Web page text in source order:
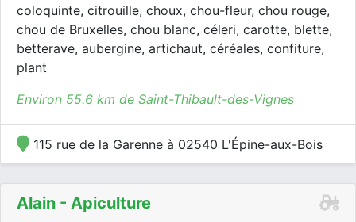
coloquinte, citrouille, choux, chou-fleur, chou rouge,
chou de Bruxelles, chou blanc, céleri, carotte, blette,
betterave, aubergine, artichaut, céréales, confiture,
plant
Environ 55.6 km de Saint-Thibault-des-Vignes
115 rue de la Garenne à 02540 L'Épine-aux-Bois
Alain - Apiculture